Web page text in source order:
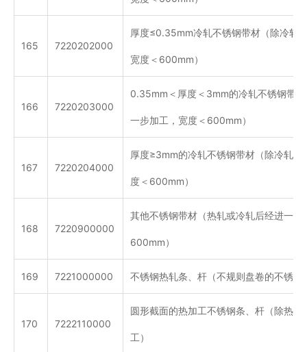
165 7220202000
厚度≤0.35mm冷轧不锈钢带材（除冷轧
宽度＜600mm）
166 7220203000
0.35mm＜厚度＜3mm的冷轧不锈钢带
一步加工，宽度＜600mm）
167 7220204000
厚度≥3mm的冷轧不锈钢带材（除冷轧外
度＜600mm）
168 7220900000
其他不锈钢带材（热轧或冷轧后经进一步
600mm）
169 7221000000 不锈钢热轧条、杆（不规则盘卷的不锈钢
170 7222110000
圆形截面的热加工不锈钢条、杆（除热加
工）